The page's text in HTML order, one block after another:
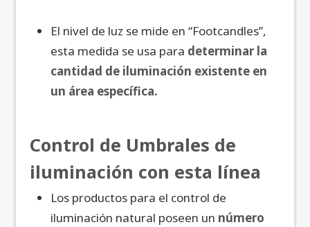
El nivel de luz se mide en “Footcandles”,
esta medida se usa para determinar la
cantidad de iluminación existente en
un área específica.
Control de Umbrales de
iluminación con esta línea
Los productos para el control de
iluminación natural poseen un número